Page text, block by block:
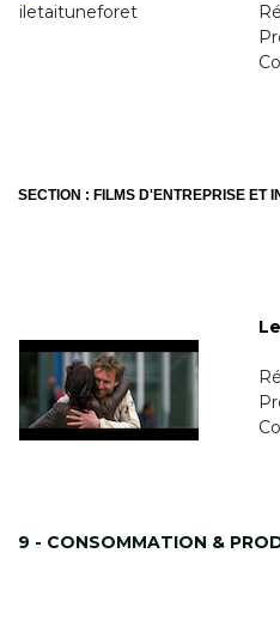
SECTION : FILMS D'ENTREPRISE ET
9 - CONSOMMATION &